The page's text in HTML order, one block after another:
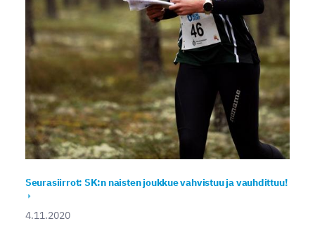
Seurasiirrot: SK:n naisten joukkue vahvistuu ja vauhdittuu!
4.11.2020